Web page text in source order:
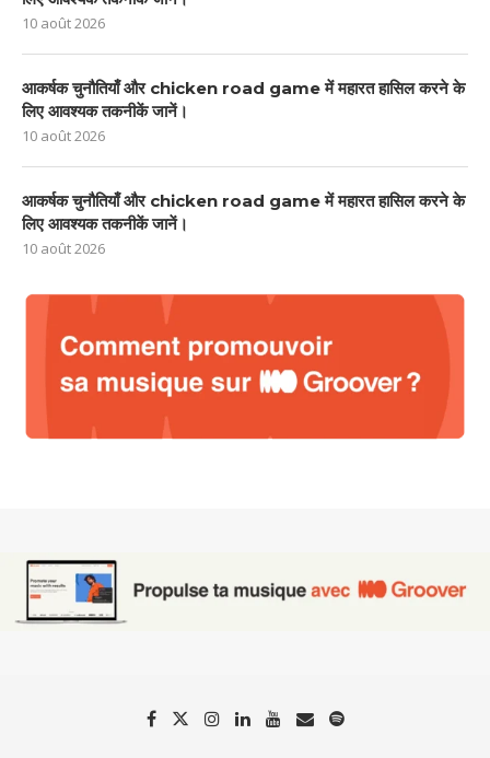
10 août 2026
आकर्षक चुनौतियाँ और chicken road game में महारत हासिल करने के
लिए आवश्यक तकनीकें जानें।
10 août 2026
आकर्षक चुनौतियाँ और chicken road game में महारत हासिल करने के
लिए आवश्यक तकनीकें जानें।
10 août 2026